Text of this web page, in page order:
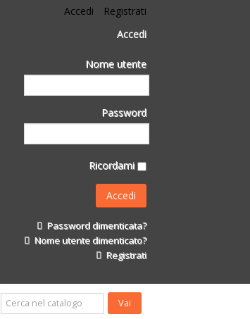
Accedi
Registrati
Accedi
Nome utente
Password
Ricordami
Password dimenticata?
Nome utente dimenticato?
Registrati